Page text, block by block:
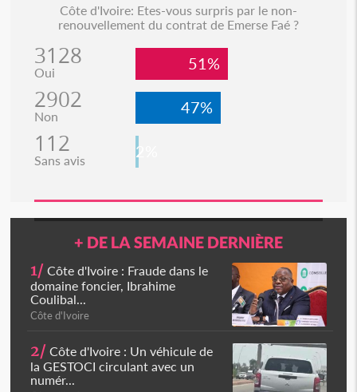
Côte d'Ivoire: Etes-vous surpris par le non-
renouvellement du contrat de Emerse Faé ?
3128
Oui 51%
2902
Non 47%
112
Sans avis 2%
+ DE LA SEMAINE DERNIÈRE
1/ Côte d'Ivoire : Fraude dans le
domaine foncier, Ibrahime
Coulibal...
Côte d'Ivoire
2/ Côte d'Ivoire : Un véhicule de
la GESTOCI circulant avec un
numér...